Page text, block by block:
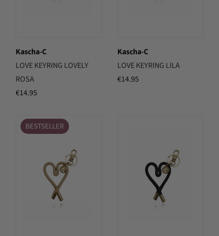
Kascha-C
LOVE KEYRING LOVELY
ROSA
€14.95
Kascha-C
LOVE KEYRING LILA
€14.95
BESTSELLER